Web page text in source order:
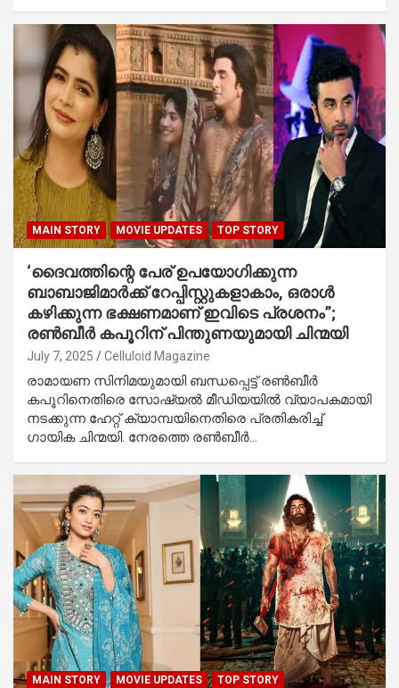
MAIN STORY MOVIE UPDATES TOP STORY
‘ദൈവത്തിന്റെ പേര് ഉപയോഗിക്കുന്ന
ബാബാജിമാര്‍ക്ക് റേപ്പിസ്റ്റുകളാകാം, ഒരാള്‍
കഴിക്കുന്ന ഭക്ഷണമാണ് ഇവിടെ പ്രശനം”;
രൺബീർ കപൂറിന് പിന്തുണയുമായി ചിന്മയി
July 7, 2025 Celluloid Magazine
രാമായണ സിനിമയുമായി ബന്ധപ്പെട്ട് രൺബീർ
കപൂറിനെതിരെ സോഷ്യൽ മീഡിയയിൽ വ്യാപകമായി
നടക്കുന്ന ഹേറ്റ് ക്യാമ്പയിനെതിരെ പ്രതികരിച്ച്
ഗായിക ചിന്മയി. നേരത്തെ രൺബീർ…
MAIN STORY MOVIE UPDATES TOP STORY